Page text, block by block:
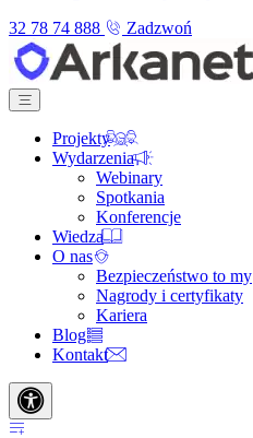
32 78 74 888
Zadzwoń
Projekty
Wydarzenia
Webinary
Spotkania
Konferencje
Wiedza
O nas
Bezpieczeństwo to my
Nagrody i certyfikaty
Kariera
Blog
Kontakt